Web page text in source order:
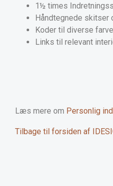
1½ times
Håndtegnede skitser
Koder til diverse
Links til relevant
Læs mere om Personlig
Tilbage til forsiden af